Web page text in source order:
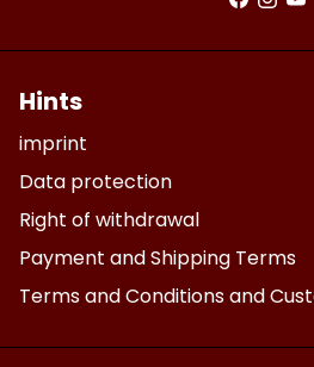
Hints
imprint
Data protection
Right of withdrawal
Payment and Shipping Terms
Terms and Conditions and